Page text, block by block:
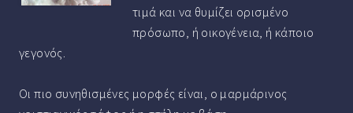
τιμά και να θυμίζει ορισμένο
πρόσωπο, ή οικογένεια, ή κάποιο
γεγονός.
Οι πιο συνηθισμένες μορφές είναι, ο μαρμάρινος